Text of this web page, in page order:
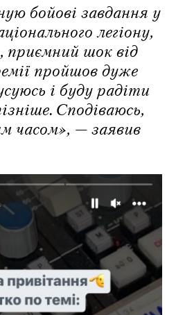
бойові завдання у
легіону,
шок від
пройшов дуже
і буду радіти
Сподіваюсь,
часом», — заявив